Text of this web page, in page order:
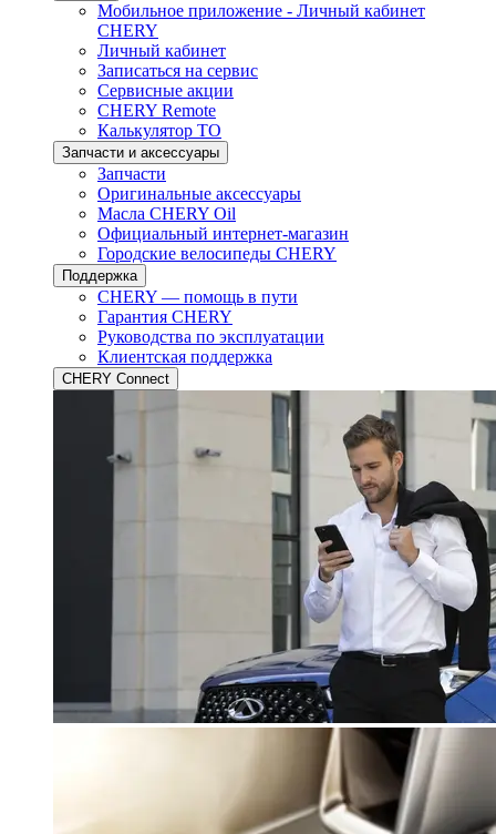
Мобильное приложение - Личный кабинет
CHERY
Личный кабинет
Записаться на сервис
Сервисные акции
CHERY Remote
Калькулятор ТО
Запчасти и аксессуары
Запчасти
Оригинальные аксессуары
Масла CHERY Oil
Официальный интернет-магазин
Городские велосипеды CHERY
Поддержка
CHERY — помощь в пути
Гарантия CHERY
Руководства по эксплуатации
Клиентская поддержка
CHERY Connect